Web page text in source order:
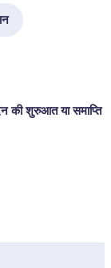
की शुरुआत या समाप्ति